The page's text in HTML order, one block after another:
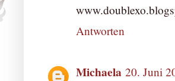
Antworten
Michaela 20. Juni